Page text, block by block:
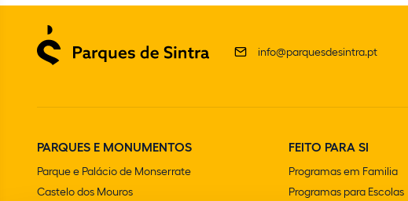
info@parquesdesintra.pt
PARQUES E MONUMENTOS
Parque e Palácio de Monserrate
Castelo dos Mouros
FEITO PARA SI
Programas em Familia
Programas para Escolas